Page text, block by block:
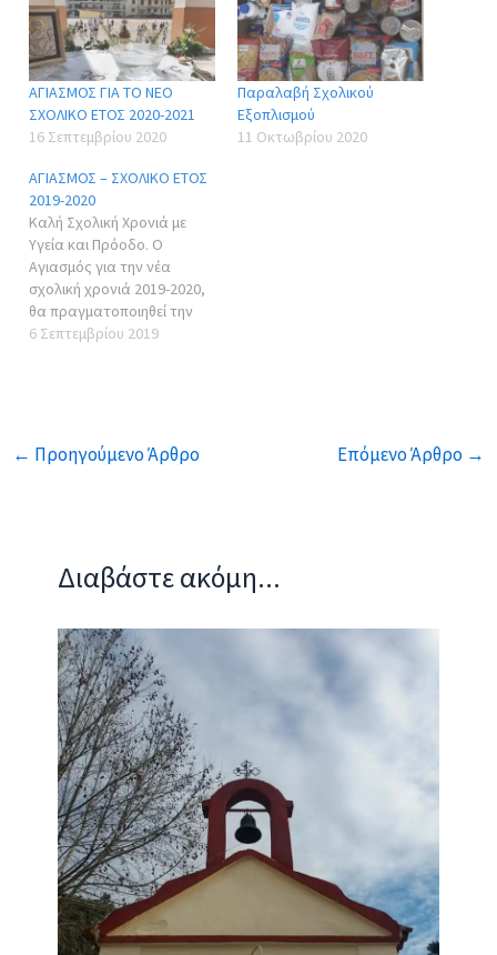
ΑΓΙΑΣΜΟΣ ΓΙΑ ΤΟ ΝΕΟ
ΣΧΟΛΙΚΟ ΕΤΟΣ 2020-2021
16 Σεπτεμβρίου 2020
Παραλαβή Σχολικού
Εξοπλισμού
11 Οκτωβρίου 2020
ΑΓΙΑΣΜΟΣ – ΣΧΟΛΙΚΟ ΕΤΟΣ
2019-2020
Καλή Σχολική Χρονιά με
Υγεία και Πρόοδο. Ο
Αγιασμός για την νέα
σχολική χρονιά 2019-2020,
θα πραγματοποιηθεί την
Τετάρτη 11 Σεπτεμβρίου
πλαστική σακκούλα
(χορηγία του Συλλόγου
6 Σεπτεμβρίου 2019
← Προηγούμενο Άρθρο Επόμενο Άρθρο →
Διαβάστε ακόμη...